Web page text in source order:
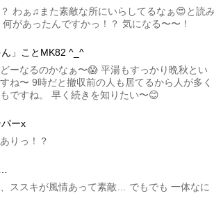
わぁ♫また素敵な所にいらしてるなぁ😍と読
があったんですかっ！？ 気になる〜〜！
ん」ことMK82 ^_^
ーなるのかなぁ〜😱 平湯もすっかり晩秋とい
ね〜 9時だと撤収前の人も居てるから人が多く
ですね。 早く続きを知りたい〜😊
ーx
りっ！？
ススキが風情あって素敵… でもでも 一体なに